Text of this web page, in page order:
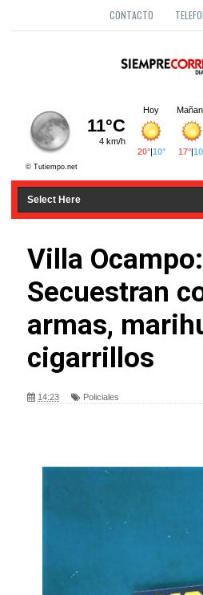
CONTACTO
Villa Ocampo:
Secuestran
armas,
cigarrillos
14:23 Policiales